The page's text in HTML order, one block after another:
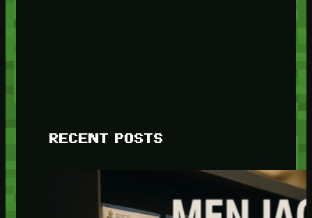
RECENT POSTS